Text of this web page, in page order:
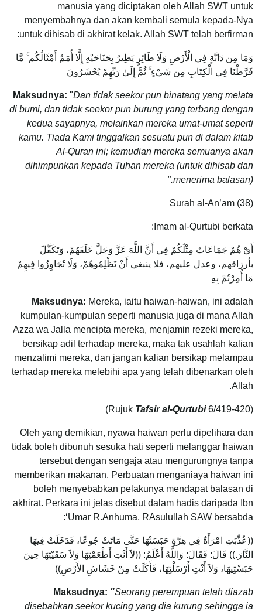
manusia yang diciptakan oleh Allah SWT untuk
menyembahnya dan akan kembali semula kepada-Nya
untuk dihisab di akhirat kelak. Allah SWT telah berfirman:
وَمَا مِن دَابَّةٍ فِي الْأَرْضِ وَلَا طَائِرٍ يَطِيرُ بِجَنَاحَيْهِ إِلَّا أُمَمٌ أَمْثَالُكُم ۚ مَّا
فَرَّطْنَا فِي الْكِتَابِ مِن شَيْءٍ ۚ ثُمَّ إِلَىٰ رَبِّهِمْ يُحْشَرُونَ
Maksudnya: "Dan tidak seekor pun binatang yang melata
di bumi, dan tidak seekor pun burung yang terbang dengan
kedua sayapnya, melainkan mereka umat-umat seperti
kamu. Tiada Kami tinggalkan sesuatu pun di dalam kitab
Al-Quran ini; kemudian mereka semuanya akan
dihimpunkan kepada Tuhan mereka (untuk dihisab dan
menerima balasan)."
Surah al-An’am (38)
Imam al-Qurtubi berkata:
أَيْ هُمْ جَمَاعَاتٌ مِثْلُكُمْ فِي أَنَّ اللَّهَ عَزَّ وَجَلَّ خَلَقَهُمْ، وَتَكَفَّلَ
بأرزاقهم، وعدل عليهم، فلا ينبغي أَنْ تَظْلِمُوهُمْ، وَلَا تُجَاوِزُوا فِيهِمْ
مَا أُمِرْتُمْ بِهِ
Maksudnya: Mereka, iaitu haiwan-haiwan, ini adalah
kumpulan-kumpulan seperti manusia juga di mana Allah
Azza wa Jalla mencipta mereka, menjamin rezeki mereka,
bersikap adil terhadap mereka, maka tak usahlah kalian
menzalimi mereka, dan jangan kalian bersikap melampau
terhadap mereka melebihi apa yang telah dibenarkan oleh
Allah.
(Rujuk
Tafsir al-Qurtubi6/419-420)
Oleh yang demikian, nyawa haiwan perlu dipelihara dan
tidak boleh dibunuh sesuka hati seperti melanggar haiwan
tersebut dengan sengaja atau mengurungnya tanpa
memberikan makanan. Perbuatan menganiaya haiwan ini
boleh menyebabkan pelakunya mendapat balasan di
akhirat. Perkara ini jelas disebut dalam hadis daripada Ibn
‘Umar R.Anhuma, RAsulullah SAW bersabda:
((عُذِّبَتِ امْرَأَةٌ فِي هِرَّةٍ حَبَسَتْهَا حَتَّى مَاتَتْ جُوعًا، فَدَخَلَتْ فِيهَا
النَّارَ.)) قَالَ: فَقَالَ: وَاللَّهُ أَعْلَمُ: ((لاَ أَنْتِ أَطْعَمْتِهَا وَلاَ سَقَيْتِهَا حِينَ
حَبَسْتِيهَا، وَلاَ أَنْتِ أَرْسَلْتِهَا، فَأَكَلَتْ مِنْ خَشَاشِ الأَرْضِ))
Maksudnya: "Seorang perempuan telah diazab
disebabkan seekor kucing yang dia kurung sehingga ia